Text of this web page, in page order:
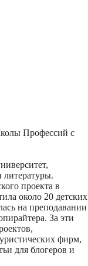
Профессий с
литературы.
проекта в
около 20 детских
на преподавании
За эти
фирм,
для блогеров и